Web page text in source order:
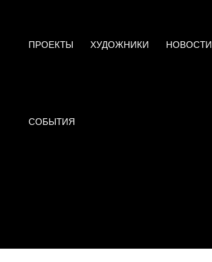
ПРОЕКТЫ ХУДОЖНИКИ НОВОСТИ
СОБЫТИЯ